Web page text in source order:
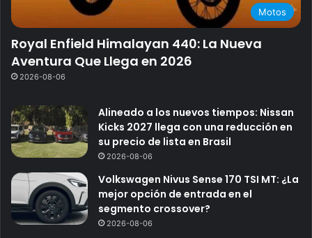
Motos
Royal Enfield Himalayan 440: La Nueva
Aventura Que Llega en 2026
2026-08-06
Alineado a los nuevos tiempos: Nissan
Kicks 2027 llega con una reducción en
su precio de lista en Brasil
2026-08-06
Volkswagen Nivus Sense 170 TSI MT: ¿La
mejor opción de entrada en el
segmento crossover?
2026-08-06